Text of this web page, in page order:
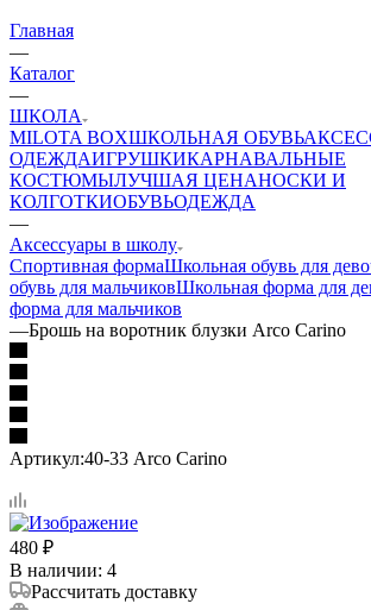
Главная
—
Каталог
—
ШКОЛА
MILOTA BOXШКОЛЬНАЯ ОБУВЬ
ОДЕЖДАИГРУШКИКАРНАВАЛЬНЫЕ
КОСТЮМЫЛУЧШАЯ ЦЕНАНОСКИ И
КОЛГОТКИОБУВЬОДЕЖДА
—
Аксессуары в школу
Спортивная формаШкольная обувь для
обувь для мальчиковШкольная форма для
форма для мальчиков
—Брошь на воротник блузки Arco Carino
Артикул:40-33 Arco Carino
480 ₽
В наличии: 4
Рассчитать доставку